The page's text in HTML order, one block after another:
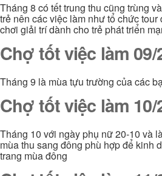
Tháng 8 có tết trung thu cũng trùng
trẻ nên các việc làm như tổ chức tour
chơi giải trí dành cho trẻ phát triển
Chợ tốt việc làm 09/
Tháng 9 là mùa tựu trường của các
Chợ tốt việc làm 10/
Tháng 10 với ngày phụ nữ 20-10 và
mùa thu sang đông phù hợp để kinh
trang mùa đông